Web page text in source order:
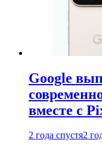
Google
вместе с
2 года спустя2